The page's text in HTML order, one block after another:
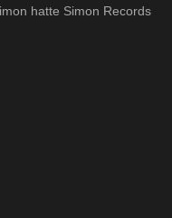
hatte Simon Records